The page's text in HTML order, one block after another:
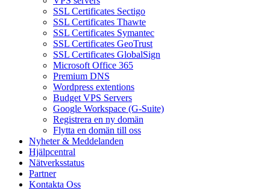
SSL Certificates Sectigo
SSL Certificates Thawte
SSL Certificates Symantec
SSL Certificates GeoTrust
SSL Certificates GlobalSign
Microsoft Office 365
Premium DNS
Wordpress extentions
Budget VPS Servers
Google Workspace (G-Suite)
Registrera en ny domän
Flytta en domän till oss
Nyheter & Meddelanden
Hjälpcentral
Nätverksstatus
Partner
Kontakta Oss